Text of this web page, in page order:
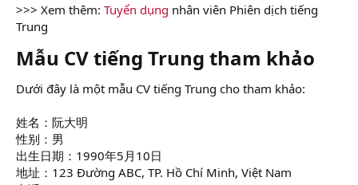
>>> Xem thêm: Tuyển dụng nhân viên Phiên dịch tiếng
Trung
Mẫu CV tiếng Trung tham khảo​
Dưới đây là một mẫu CV tiếng Trung cho tham khảo:
姓名：阮大明
性别：男
出生日期：1990年5月10日
地址：123 Đường ABC, TP. Hồ Chí Minh, Việt Nam